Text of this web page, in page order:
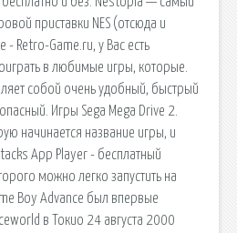
приставки NES (отсюда и
- Retro-Game.ru, у Вас есть
в любимые игры, которые.
собой очень удобный, быстрый
Игры Sega Mega Drive 2.
начинается название игры, и
App Player - бесплатный
можно легко запустить на
Boy Advance был впервые
в Токио 24 августа 2000